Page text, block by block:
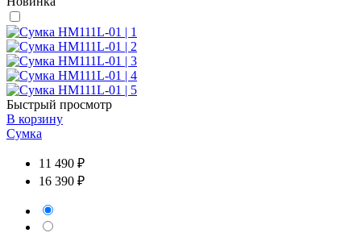
Быстрый просмотр
В корзину
Сумка
11 490 ₽
16 390 ₽